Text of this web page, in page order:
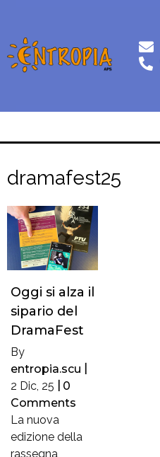
dramafest25
Oggi si alza il
sipario del
DramaFest
By
entropia.scu
2 Dic, 25
0
Comments
La nuova
edizione della
rassegna